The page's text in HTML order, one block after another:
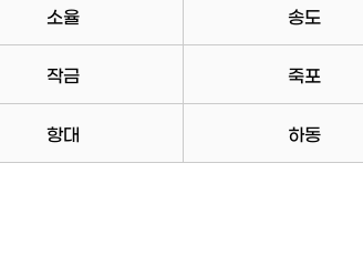
소율 송도
작금 죽포
항대 하동